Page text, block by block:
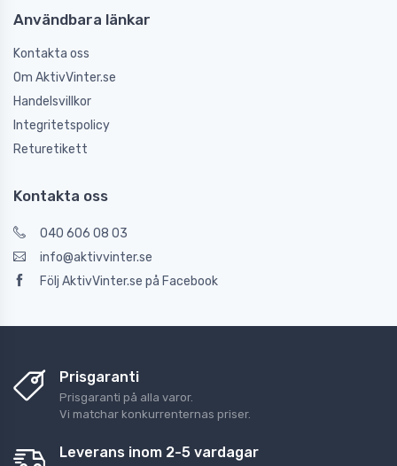
Användbara länkar
Kontakta oss
Om AktivVinter.se
Handelsvillkor
Integritetspolicy
Returetikett
Kontakta oss
040 606 08 03
info@aktivvinter.se
Följ AktivVinter.se på Facebook
Prisgaranti
Prisgaranti på alla varor.
Vi matchar konkurrenternas priser.
Leverans inom 2-5 vardagar